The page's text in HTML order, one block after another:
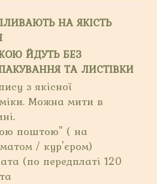
НА ЯКІСТЬ
ЙДУТЬ БЕЗ
ТА ЛИСТІВКИ
з якісної
Можна мити в
поштою" ( на
/ кур'єром)
(по передплаті 120